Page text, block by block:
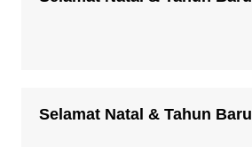
Selamat Natal & Tahun Baru